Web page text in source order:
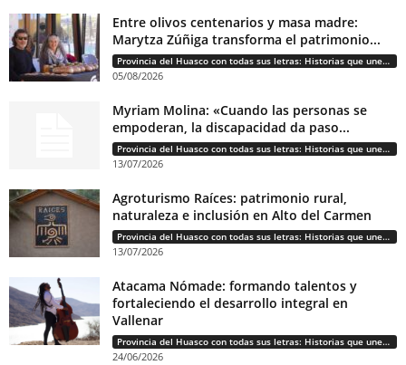
Entre olivos centenarios y masa madre:
Marytza Zúñiga transforma el patrimonio...
Provincia del Huasco con todas sus letras: Historias que unen cultura, diversidad e identidad
05/08/2026
Myriam Molina: «Cuando las personas se
empoderan, la discapacidad da paso...
Provincia del Huasco con todas sus letras: Historias que unen cultura, diversidad e identidad
13/07/2026
Agroturismo Raíces: patrimonio rural,
naturaleza e inclusión en Alto del Carmen
Provincia del Huasco con todas sus letras: Historias que unen cultura, diversidad e identidad
13/07/2026
Atacama Nómade: formando talentos y
fortaleciendo el desarrollo integral en
Vallenar
Provincia del Huasco con todas sus letras: Historias que unen cultura, diversidad e identidad
24/06/2026